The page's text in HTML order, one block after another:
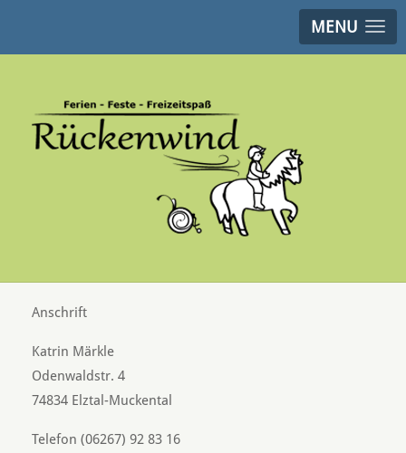
MENU
Anschrift
Katrin Märkle
Odenwaldstr. 4
74834 Elztal-Muckental
Telefon (06267) 92 83 16